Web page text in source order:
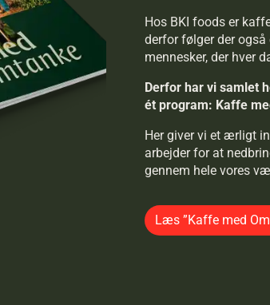
Hos BKI foods er
derfor følger der
mennesker, der hver
Derfor har vi samlet
ét program: Kaffe
Her giver vi et ærligt
arbejder for at
gennem hele vores
Læs ”Kaffe med